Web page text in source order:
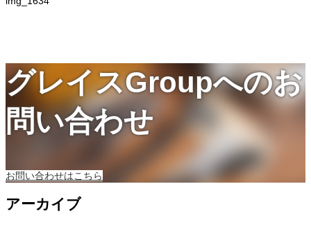
グレイスGroupへのお
問い合わせ
お問い合わせはこちら
アーカイブ